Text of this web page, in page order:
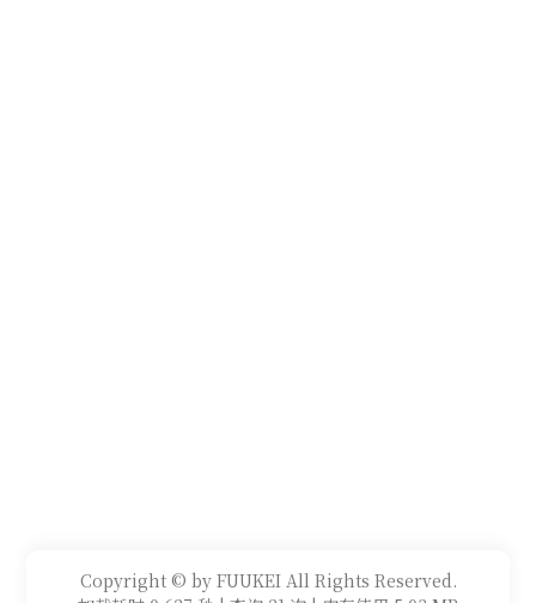
Copyright © by FUUKEI All Rights Reserved.